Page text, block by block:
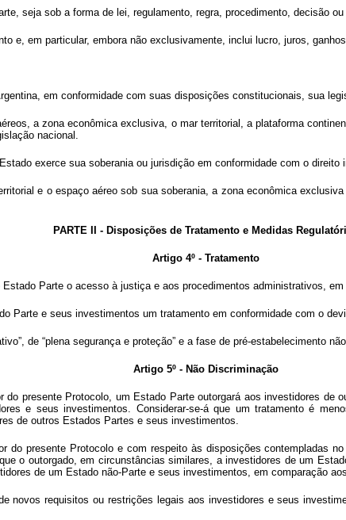
seja sob a forma de lei, regulamento, regra, procedimento, decisão
e, em particular, embora não exclusivamente, inclui lucro, juros,
em conformidade com suas disposições constitucionais, sua
a zona econômica exclusiva, o mar territorial, a plataforma
nacional.
exerce sua soberania ou jurisdição em conformidade com o
e o espaço aéreo sob sua soberania, a zona econômica
PARTE II - Disposições de Tratamento e Medidas
Artigo 4º - Tratamento
Parte o acesso à justiça e aos procedimentos administrativos,
Parte e seus investimentos um tratamento em conformidade com o
de “plena segurança e proteção” e a fase de pré-estabelecimento
Artigo 5º - Não Discriminação
presente Protocolo, um Estado Parte outorgará aos investidores
e seus investimentos. Considerar-se-á que um tratamento é
de outros Estados Partes e seus investimentos.
do presente Protocolo e com respeito às disposições contempladas
o outorgado, em circunstâncias similares, a investidores de um
de um Estado não-Parte e seus investimentos, em comparação
novos requisitos ou restrições legais aos investidores e seus